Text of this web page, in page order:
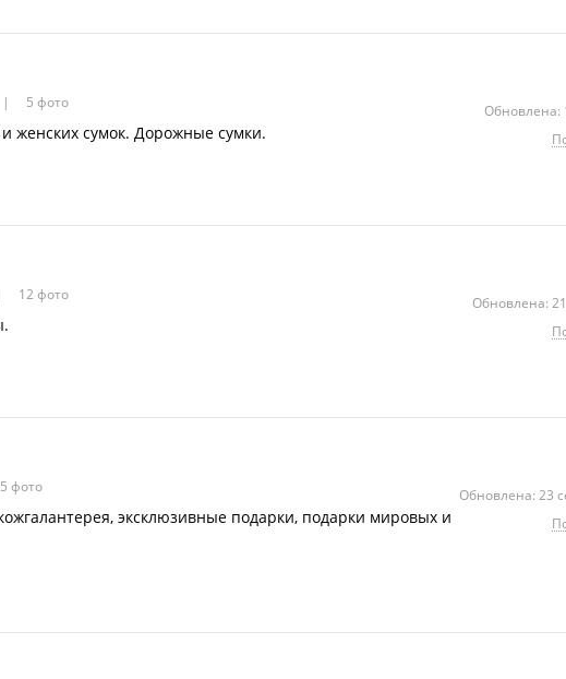
5 фото
Обновлена:
женских сумок. Дорожные сумки.
12 фото
Обновлена:
5 фото
Обновлена: 23
эксклюзивные подарки, подарки мировых и